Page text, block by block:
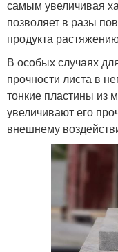
самым увеличивая
позволяет в разы
продукта
В особых случаях
прочности листа в
тонкие пластины из
увеличивают его
внешнему